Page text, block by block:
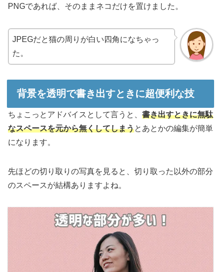
PNGであれば、そのままネコだけを置けました。
JPEGだと猫の周りが白い四角になちゃっ
た。
背景を透明で書き出すときに超便利な技
ちょこっとアドバイスとして言うと、 書き出すときに無駄
なスペースを元から無くしてしまうとあとかの編集が簡単
になります。
先ほどの切り取りの写真を見ると、切り取った以外の部分
のスペースが結構ありますよね。